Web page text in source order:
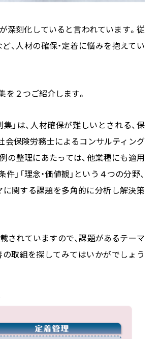
深刻化していると言われています。従
、人材の確保・定着に悩みを抱えてい
２つご紹介します。
」は、人材確保が難しいとされる、保
会保険労務士によるコンサルティング
の整理にあたっては、他業種にも適用
」「理念・価値観」という４つの分野、
に関する課題を多角的に分析し解決策
されていますので、課題があるテーマ
取組を探してみてはいかがでしょう